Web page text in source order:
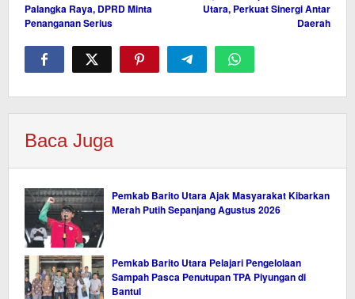
Palangka Raya, DPRD Minta
Penanganan Serius
Utara, Perkuat Sinergi Antar
Daerah
Baca Juga
Pemkab Barito Utara Ajak Masyarakat Kibarkan
Merah Putih Sepanjang Agustus 2026
Pemkab Barito Utara Pelajari Pengelolaan
Sampah Pasca Penutupan TPA Piyungan di
Bantul